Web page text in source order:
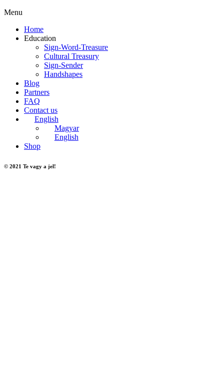
Menu
Home
Education
Sign-Word-Treasure
Cultural Treasury
Sign-Sender
Handshapes
Blog
Partners
FAQ
Contact us
English
Magyar
English
Shop
© 2021 Te vagy a jel!